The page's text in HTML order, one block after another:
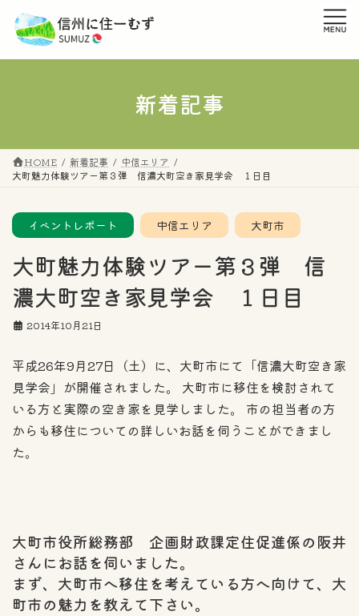
ン
プ
ー
動
新着記事
HOME 新着記事
中信エリア
大町魅力体験ツアー第３弾 信濃大町空き家見学会 １日目
大町魅力体験ツアー第３弾 信
濃大町空き家見学会 １日目
2014年10月21日
平成26年9月27日（土）に、大町市にて「信濃大町空き家
見学会」が開催されました。 大町市に移住を検討されて
いる方と実際の空き家を見学しました。 市の担当者の方
からも移住についての詳しいお話を伺うことができまし
た。
大町市役所総務部 企画財政課定住促進係の阪井
さんにお話を伺いました。
まず、大町市へ移住を考えている方へ向けて、大
町市の魅力を教えて下さい。
中信エリア 大町市
イベントレポート